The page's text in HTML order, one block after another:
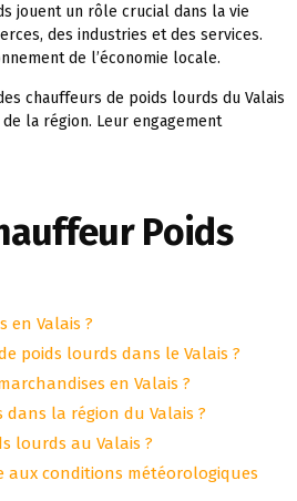
jouent un rôle crucial dans la vie
des industries et des services.
de l’économie locale.
chauffeurs de poids lourds du Valais
la région. Leur engagement
Poids
en Valais ?
poids lourds dans le Valais ?
en Valais ?
la région du Valais ?
lourds au Valais ?
aux conditions météorologiques